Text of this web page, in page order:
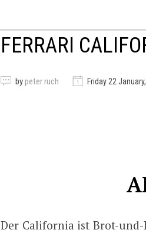
FERRARI
by peter ruch Friday 22
Der California ist Brot-und-